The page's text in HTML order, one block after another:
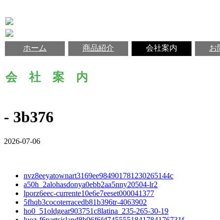
ホーム 商品紹介 会社案内 お
会 社 案 内
- 3b376
2026-07-06
nvz8eeyatownart3169ee984901781230265144c
a50h_2alohasdonya0ebb2aa5nny20504-lr2
lporz6eec-currente10e6e7eeset000041377
5fhqb3cocoterracedb81b396tr-4063902
ho0_51oldgear903751c8latina_235-265-30-19